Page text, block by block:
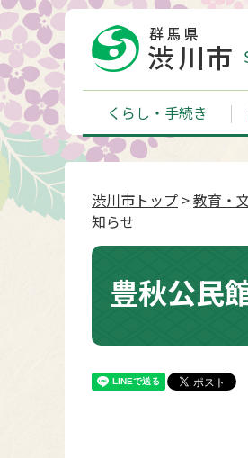
くらし・手続き
渋川市トップ >教育・
知らせ
豊秋公民